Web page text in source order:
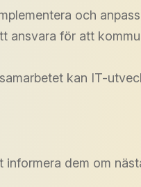
och
ansvara för att
kan IT-
dem om